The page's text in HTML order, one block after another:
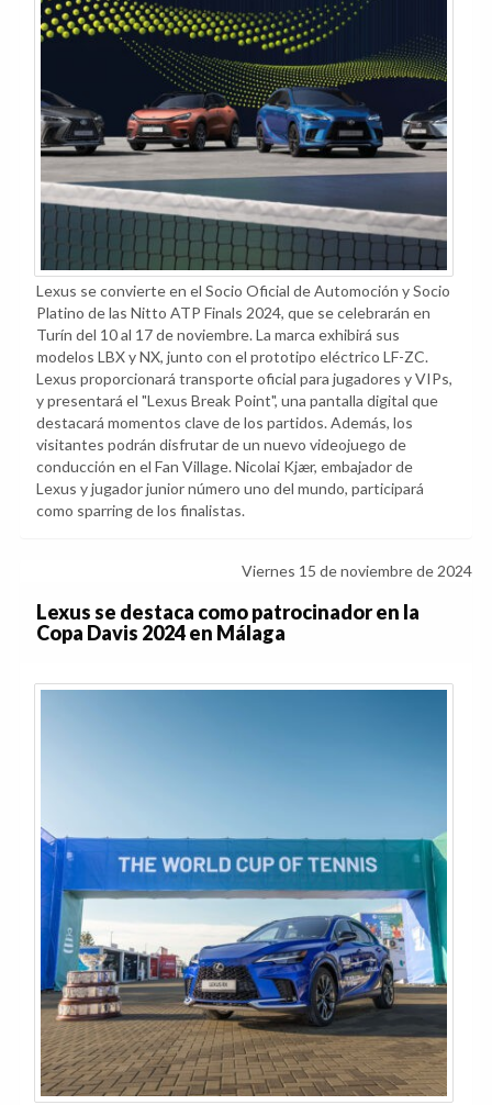
Lexus se convierte en el Socio Oficial de Automoción y Socio
Platino de las Nitto ATP Finals 2024, que se celebrarán en
Turín del 10 al 17 de noviembre. La marca exhibirá sus
modelos LBX y NX, junto con el prototipo eléctrico LF-ZC.
Lexus proporcionará transporte oficial para jugadores y VIPs,
y presentará el "Lexus Break Point", una pantalla digital que
destacará momentos clave de los partidos. Además, los
visitantes podrán disfrutar de un nuevo videojuego de
conducción en el Fan Village. Nicolai Kjær, embajador de
Lexus y jugador junior número uno del mundo, participará
como sparring de los finalistas.
Viernes 15 de noviembre de 2024
Lexus se destaca como patrocinador en la
Copa Davis 2024 en Málaga